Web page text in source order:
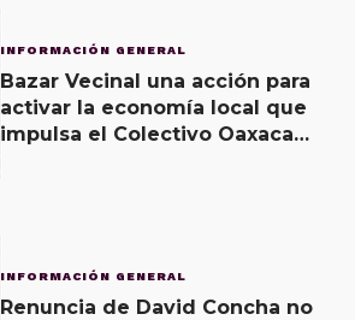
INFORMACIÓN GENERAL
Bazar Vecinal una acción para
activar la economía local que
impulsa el Colectivo Oaxaca
INFORMACIÓN GENERAL
Renuncia de David Concha no